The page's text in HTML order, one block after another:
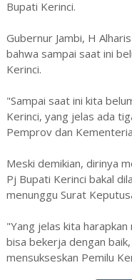
Bupati Kerinci.
Gubernur Jambi, H
bahwa sampai saat ini
Kerinci.
"Sampai saat ini kita
Kerinci, yang jelas ada
Pemprov dan
Meski demikian, dirinya
Pj Bupati Kerinci bakal
menunggu Surat
"Yang jelas kita
bisa bekerja dengan
mensukseskan Pemilu